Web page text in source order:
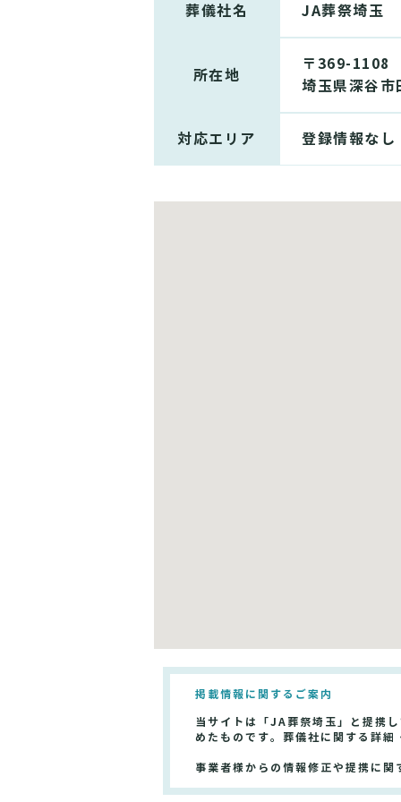
葬儀社名 JA葬祭埼玉
所在地
〒369-1108
埼玉県深谷
対応エリア 登録情報なし
掲載情報に関するご案内
当サイトは「JA葬祭埼玉」と提携
めたものです。葬儀社に関する詳
事業者様からの情報修正や提携に